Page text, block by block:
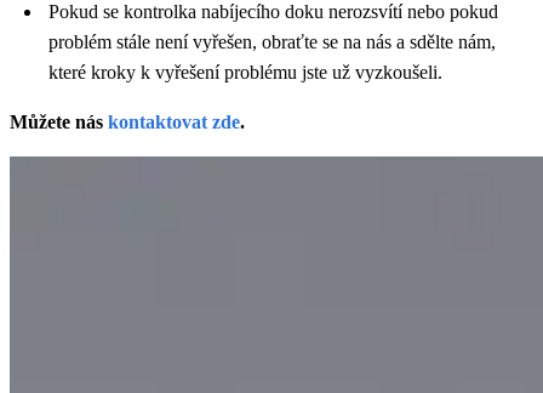
Pokud se kontrolka nabíjecího doku nerozsvítí nebo pokud
problém stále není vyřešen, obraťte se na nás a sdělte nám,
které kroky k vyřešení problému jste už vyzkoušeli.
Můžete nás kontaktovat zde.